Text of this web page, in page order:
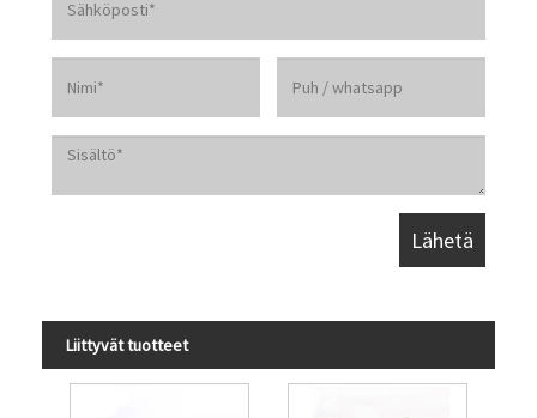
Liittyvät tuotteet